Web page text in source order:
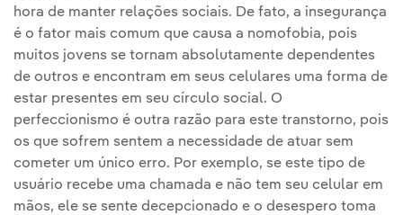
hora de manter relações sociais. De fato, a insegurança
é o fator mais comum que causa a nomofobia, pois
muitos jovens se tornam absolutamente dependentes
de outros e encontram em seus celulares uma forma de
estar presentes em seu círculo social. O
perfeccionismo é outra razão para este transtorno, pois
os que sofrem sentem a necessidade de atuar sem
cometer um único erro. Por exemplo, se este tipo de
usuário recebe uma chamada e não tem seu celular em
mãos, ele se sente decepcionado e o desespero toma